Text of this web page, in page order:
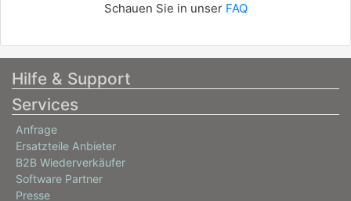
Schauen Sie in unser FAQ
Hilfe & Support
Services
Anfrage
Ersatzteile Anbieter
B2B Wiederverkäufer
Software Partner
Presse